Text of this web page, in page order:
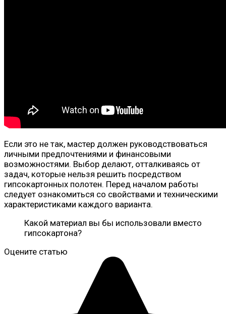
Если это не так, мастер должен руководствоваться
личными предпочтениями и финансовыми
возможностями. Выбор делают, отталкиваясь от
задач, которые нельзя решить посредством
гипсокартонных полотен. Перед началом работы
следует ознакомиться со свойствами и техническими
характеристиками каждого варианта.
Какой материал вы бы использовали вместо
гипсокартона?
Оцените статью